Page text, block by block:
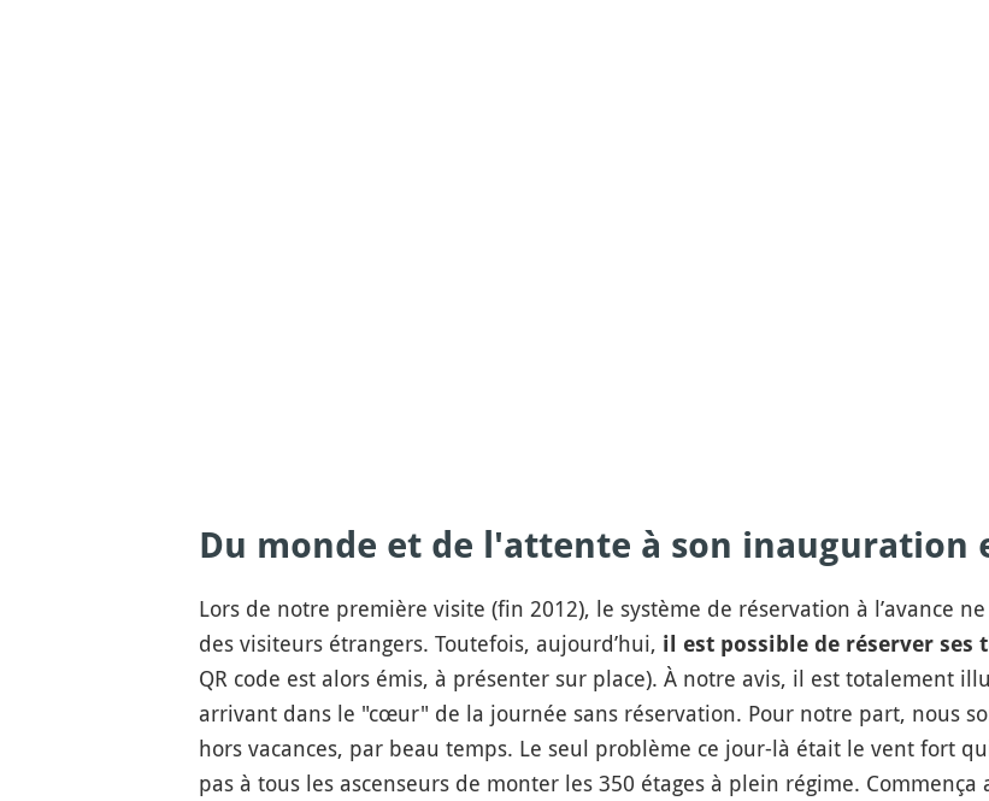
Du monde et de l'attente à son inauguration
Lors de notre première visite (fin 2012), le système de réservation à l’avance
des visiteurs étrangers. Toutefois, aujourd’hui, il est possible de réserver ses
QR code est alors émis, à présenter sur place). À notre avis, il est totalement
arrivant dans le "cœur" de la journée sans réservation. Pour notre part, nous
hors vacances, par beau temps. Le seul problème ce jour-là était le vent fort
pas à tous les ascenseurs de monter les 350 étages à plein régime.